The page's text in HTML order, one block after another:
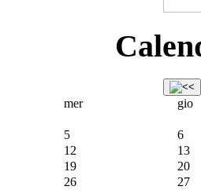
mer gio
5
6
12
13
19
20
26
27